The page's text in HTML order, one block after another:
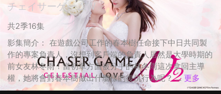
チェイサーゲームW
共2季16集
影集簡介： 在遊戲公司工作的春本樹任命接下中日共同製
作的專案負責人，沒想到客戶端的負責人居然是大學時期的
前女友林冬雨！當初單方面被分手的林冬雨這次拿回主導
權，她將會對春本樹做出什麼樣的復仇行為呢？ ... 更多